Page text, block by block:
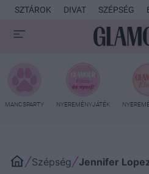
SZTÁROK DIVAT SZÉPSÉG
MANCSPARTY NYEREMÉNYJÁTÉK
Szépség Jennifer